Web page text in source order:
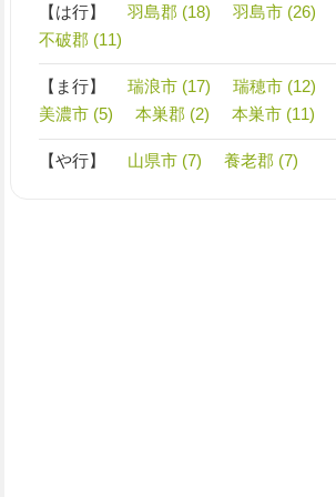
【は行】 羽島郡 (18) 羽島市 (26)
不破郡 (11)
【ま行】 瑞浪市 (17) 瑞穂市 (12)
美濃市 (5)
本巣郡 (2) 本巣市 (11)
【や行】 山県市 (7) 養老郡 (7)